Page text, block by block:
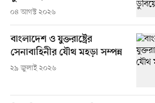
০৪ আগস্ট ২০২৬
বাংলাদেশ ও যুক্তরাষ্ট্রের
সেনাবাহিনীর যৌথ মহড়া সম্পন্ন
২৯ জুলাই ২০২৬